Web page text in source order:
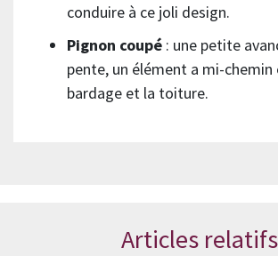
conduire à ce joli design.
Pignon coupé : une petite
pente, un élément a mi-chemin
bardage et la toiture.
Articles relatifs